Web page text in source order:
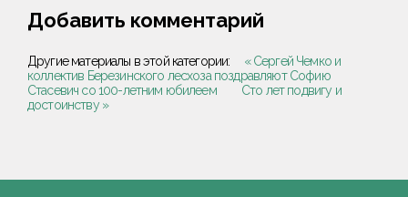
Добавить комментарий
Другие материалы в этой категории:
« Сергей Чемко и
коллектив Березинского лесхоза поздравляют Софию
Стасевич со 100-летним юбилеем
Сто лет подвигу и
достоинству »